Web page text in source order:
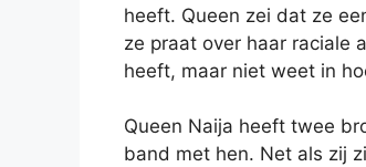
heeft. Queen zei dat ze
ze praat over haar raciale
heeft, maar niet weet in
Queen Naija heeft twee
band met hen. Net als zij